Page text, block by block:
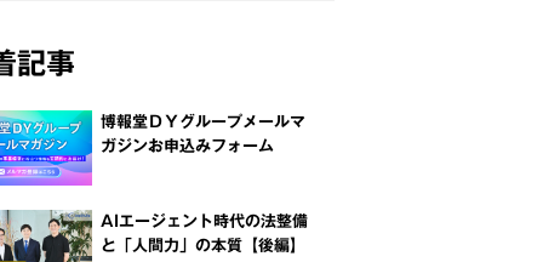
記事
博報堂ＤＹグループメールマ
ガジンお申込みフォーム
AIエージェント時代の法整備
と「人間力」の本質【後編】